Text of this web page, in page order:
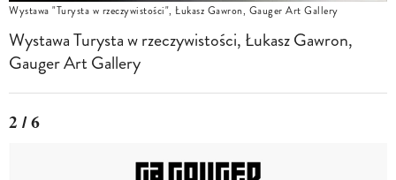
Wystawa "Turysta w rzeczywistości", Łukasz Gawron, Gauger Art Gallery
Wystawa Turysta w rzeczywistości, Łukasz Gawron,
Gauger Art Gallery
2 / 6